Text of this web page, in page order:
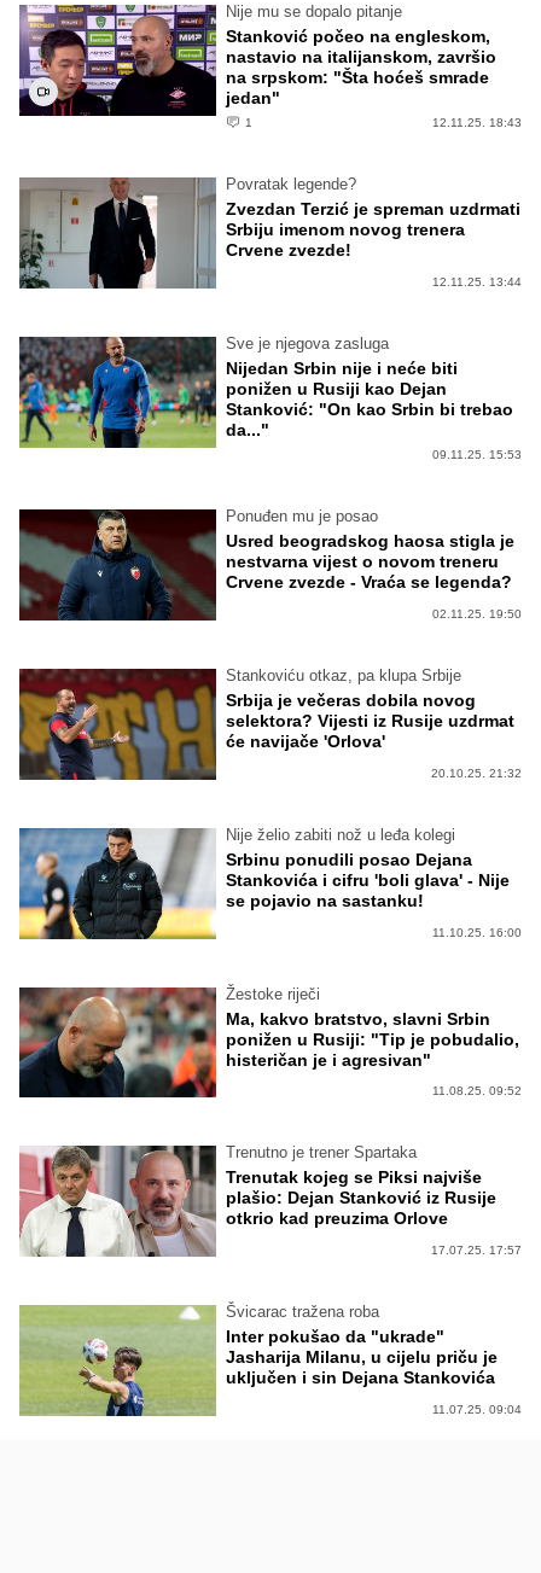
Nije mu se dopalo pitanje
Stanković počeo na engleskom,
nastavio na italijanskom, završio
na srpskom: "Šta hoćeš smrade
jedan"
1 12.11.25. 18:43
Povratak legende?
Zvezdan Terzić je spreman uzdrmati
Srbiju imenom novog trenera
Crvene zvezde!
12.11.25. 13:44
Sve je njegova zasluga
Nijedan Srbin nije i neće biti
ponižen u Rusiji kao Dejan
Stanković: "On kao Srbin bi trebao
da..."
09.11.25. 15:53
Ponuđen mu je posao
Usred beogradskog haosa stigla je
nestvarna vijest o novom treneru
Crvene zvezde - Vraća se legenda?
02.11.25. 19:50
Stankoviću otkaz, pa klupa Srbije
Srbija je večeras dobila novog
selektora? Vijesti iz Rusije uzdrmat
će navijače 'Orlova'
20.10.25. 21:32
Nije želio zabiti nož u leđa kolegi
Srbinu ponudili posao Dejana
Stankovića i cifru 'boli glava' - Nije
se pojavio na sastanku!
11.10.25. 16:00
Žestoke riječi
Ma, kakvo bratstvo, slavni Srbin
ponižen u Rusiji: "Tip je pobudalio,
histeričan je i agresivan"
11.08.25. 09:52
Trenutno je trener Spartaka
Trenutak kojeg se Piksi najviše
plašio: Dejan Stanković iz Rusije
otkrio kad preuzima Orlove
17.07.25. 17:57
Švicarac tražena roba
Inter pokušao da "ukrade"
Jasharija Milanu, u cijelu priču je
uključen i sin Dejana Stankovića
11.07.25. 09:04